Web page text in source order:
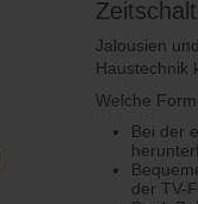
Jalousien
Haustechnik
Welche
Bei der
der TV-